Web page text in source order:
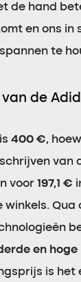
de hand
en ons in
te
de
400 €,
van
voor 197,1 €
winkels. Qua
en hoge
is het